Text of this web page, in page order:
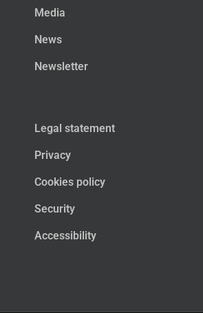
Media
News
Newsletter
Legal statement
Privacy
Cookies policy
Security
Accessibility